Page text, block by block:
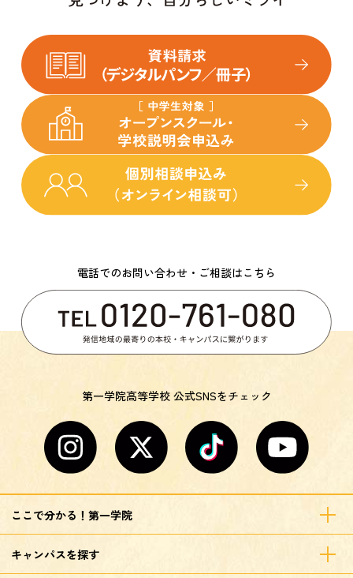
電話でのお問い合わせ・ご相談はこちら
第一学院高等学校 公式SNSをチェック
ここで分かる！第一学院
キャンパスを探す